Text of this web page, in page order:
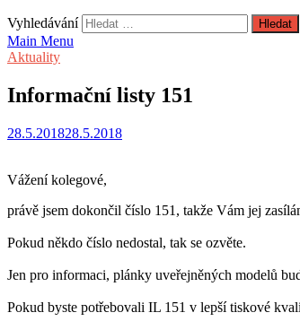
Vyhledávání
Main Menu
Aktuality
Informační listy 151
28.5.201828.5.2018
Vážení kolegové,
právě jsem dokončil číslo 151, takže Vám jej
Pokud někdo číslo nedostal, tak se ozvěte.
Jen pro informaci, plánky uveřejněných modelů
Pokud byste potřebovali IL 151 v lepší tiskové